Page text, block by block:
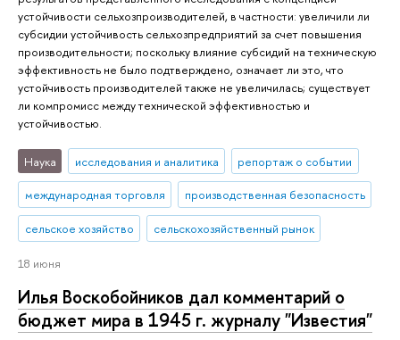
устойчивости сельхозпроизводителей, в частности: увеличили ли
субсидии устойчивость сельхозпредприятий за счет повышения
производительности; поскольку влияние субсидий на техническую
эффективность не было подтверждено, означает ли это, что
устойчивость производителей также не увеличилась; существует
ли компромисс между технической эффективностью и
устойчивостью.
Наука исследования и аналитика репортаж о событии
международная торговля производственная безопасность
сельское хозяйство сельскохозяйственный рынок
18 июня
Илья Воскобойников дал комментарий о
бюджет мира в 1945 г. журналу "Известия"